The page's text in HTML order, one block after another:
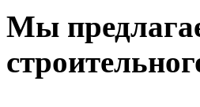
Мы